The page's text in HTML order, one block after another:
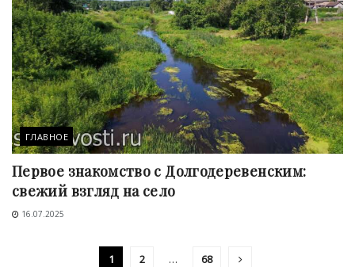
ГЛАВНОЕ
Первое знакомство с Долгодеревенским:
свежий взгляд на село
16.07.2025
1 2 … 68